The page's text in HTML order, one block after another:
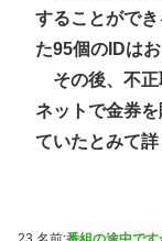
することがで
た95個のIDは
その後、不正
ネットで金券
ていたとみて詳